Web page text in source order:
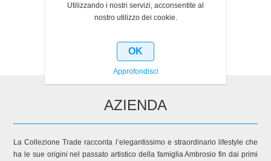
Ultimi prodotti visti
AZIENDA
La Collezione Trade racconta l’elegantissimo e straordinario lifestyle che
ha le sue origini nel passato artistico della famiglia Ambrosio fin dai primi
Utilizzando i nostri servizi, acconsentite al
nostro utilizzo dei cookie.
OK
Approfondisci